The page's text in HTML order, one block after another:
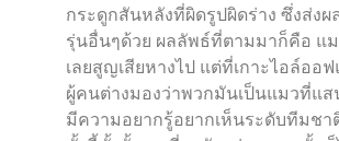
กระดูกสันหลังที่ผิดรูปผิดร่าง ซึ่งส่งผ
รุ่นอื่นๆด้วย ผลลัพธ์ที่ตามมาก็คือ แ
เลยสูญเสียหางไป แต่ที่เกาะไอล์ออ
ผู้คนต่างมองว่าพวกมันเป็นแมวที่แส
มีความอยากรู้อยากเห็นระดับทีมชา